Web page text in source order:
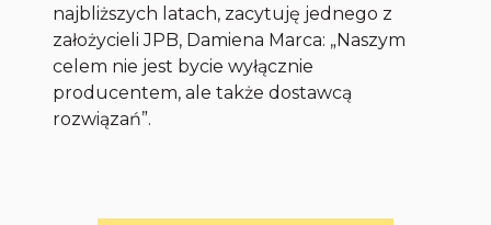
najbliższych latach, zacytuję jednego z
założycieli JPB, Damiena Marca: „Naszym
celem nie jest bycie wyłącznie
producentem, ale także dostawcą
rozwiązań”.